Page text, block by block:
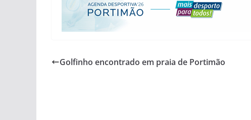
Golfinho encontrado em praia de Portimão